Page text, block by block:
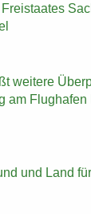
wei­te­re
am
und Land